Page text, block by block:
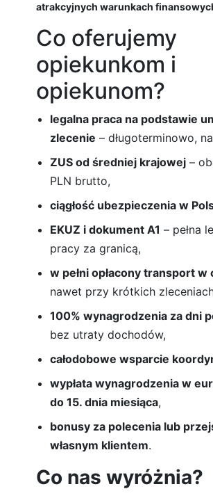
atrakcyjnych warunkach
Co oferujemy
opiekunkom i
opiekunom?
legalna praca na podstawie
zlecenie – długoterminowo,
ZUS od średniej krajowej –
PLN brutto,
ciągłość ubezpieczenia w
EKUZ i dokument A1 – pełna
pracy za granicą,
w pełni opłacony transport
nawet przy krótkich
100% wynagrodzenia za dni
bez utraty dochodów,
całodobowe wsparcie
wypłata wynagrodzenia w
do 15. dnia miesiąca,
bonusy za polecenia lub
własnym klientem.
Co nas wyróżnia?